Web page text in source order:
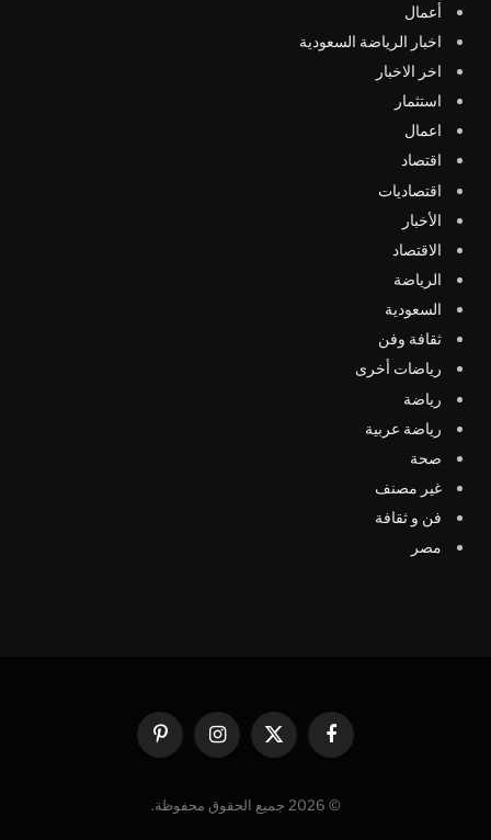
أعمال
اخبار الرياضة السعودية
اخر الاخبار
استثمار
اعمال
اقتصاد
اقتصاديات
الأخبار
الاقتصاد
الرياضة
السعودية
ثقافة وفن
رياضات أخرى
رياضة
رياضة عربية
صحة
غير مصنف
فن و ثقافة
مصر
فيسبوك
X
الانستغرامبينتيريست
© 2026 جميع الحقوق محفوظة.